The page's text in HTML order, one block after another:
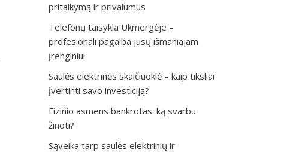
pritaikymą ir privalumus
Telefonų taisykla Ukmergėje –
profesionali pagalba jūsų išmaniajam
įrenginiui
Saulės elektrinės skaičiuoklė – kaip tiksliai
įvertinti savo investiciją?
Fizinio asmens bankrotas: ką svarbu
žinoti?
Sąveika tarp saulės elektrinių ir